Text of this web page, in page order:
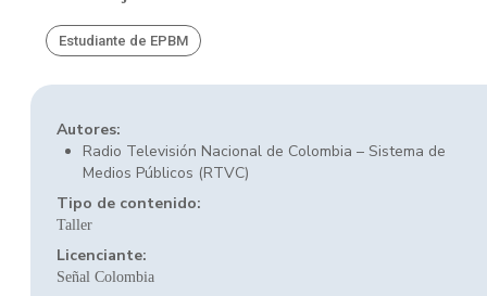
Estudiante de EPBM
Autores:
Radio Televisión Nacional de Colombia – Sistema de
Medios Públicos (RTVC)
Tipo de contenido:
Taller
Licenciante:
Señal Colombia